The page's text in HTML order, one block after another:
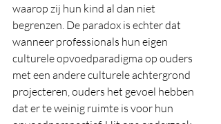
waarop zij hun kind al dan niet
begrenzen. De paradox is echter dat
wanneer professionals hun eigen
culturele opvoedparadigma op ouders
met een andere culturele achtergrond
projecteren, ouders het gevoel hebben
dat er te weinig ruimte is voor hun